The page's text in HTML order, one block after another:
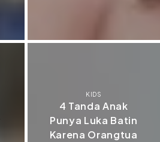
KIDS
4 Tanda Anak
Punya Luka Batin
Karena Orangtua